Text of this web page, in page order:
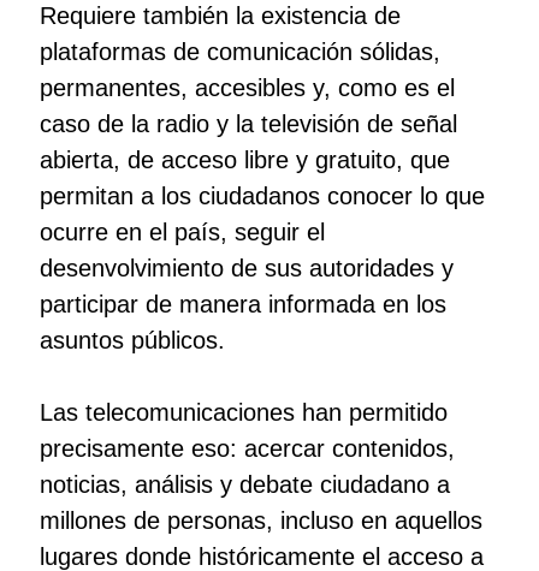
Requiere también la existencia de
plataformas de comunicación sólidas,
permanentes, accesibles y, como es el
caso de la radio y la televisión de señal
abierta, de acceso libre y gratuito, que
permitan a los ciudadanos conocer lo que
ocurre en el país, seguir el
desenvolvimiento de sus autoridades y
participar de manera informada en los
asuntos públicos.
Las telecomunicaciones han permitido
precisamente eso: acercar contenidos,
noticias, análisis y debate ciudadano a
millones de personas, incluso en aquellos
lugares donde históricamente el acceso a